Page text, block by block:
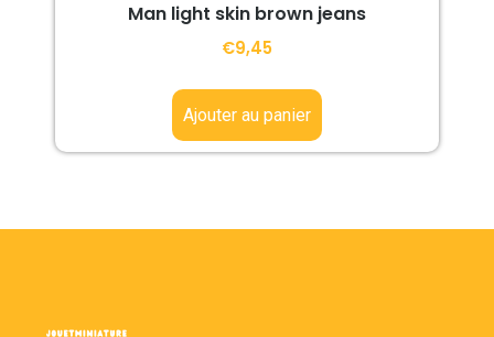
Man light skin brown jeans
€9,45
Ajouter au panier